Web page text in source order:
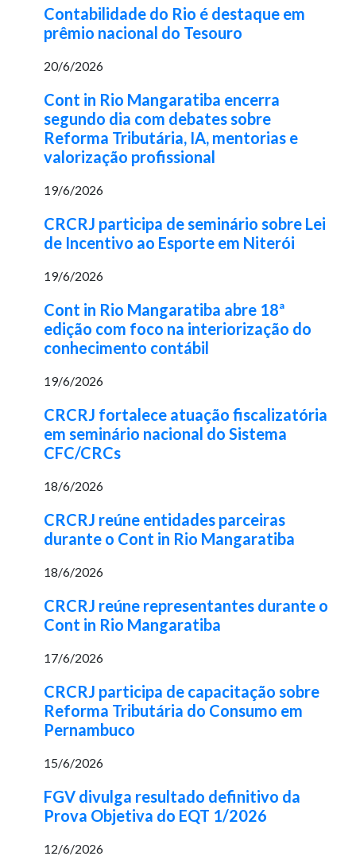
Contabilidade do Rio é destaque em
prêmio nacional do Tesouro
20/6/2026
Cont in Rio Mangaratiba encerra
segundo dia com debates sobre
Reforma Tributária, IA, mentorias e
valorização profissional
19/6/2026
CRCRJ participa de seminário sobre Lei
de Incentivo ao Esporte em Niterói
19/6/2026
Cont in Rio Mangaratiba abre 18ª
edição com foco na interiorização do
conhecimento contábil
19/6/2026
CRCRJ fortalece atuação fiscalizatória
em seminário nacional do Sistema
CFC/CRCs
18/6/2026
CRCRJ reúne entidades parceiras
durante o Cont in Rio Mangaratiba
18/6/2026
CRCRJ reúne representantes durante o
Cont in Rio Mangaratiba
17/6/2026
CRCRJ participa de capacitação sobre
Reforma Tributária do Consumo em
Pernambuco
15/6/2026
FGV divulga resultado definitivo da
Prova Objetiva do EQT 1/2026
12/6/2026